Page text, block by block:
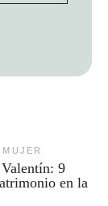
MUJER
9
en la